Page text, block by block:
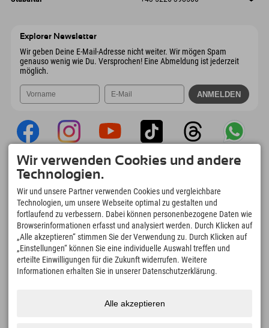
Explorer Newsletter
Wir geben Deine E-Mail-Adresse nicht weiter. Wir mögen Spam
genauso wenig wie Du. Versprochen! Eine Abmeldung ist jederzeit
möglich.
Explorer App
Upload Deiner #ExplorerMoments, Mein
Explorer To Go mit Buchungsübersicht,
Bucketlist, Restaurantübersicht uvm. Jetzt
downloaden!
Zeit für Explorer Moments
166
Bergseen und Erlebnisbäder
4.634km
Pisten zum Skifahren und
97
Wir verwenden Cookies und andere
Technologien.
Wir und unsere Partner verwenden Cookies und vergleichbare
Technologien, um unsere Webseite optimal zu gestalten und
fortlaufend zu verbessern. Dabei können personenbezogene Daten wie
Browserinformationen erfasst und analysiert werden. Durch Klicken auf
„Alle akzeptieren“ stimmen Sie der Verwendung zu. Durch Klicken auf
„Einstellungen“ können Sie eine individuelle Auswahl treffen und
erteilte Einwilligungen für die Zukunft widerrufen. Weitere
Informationen erhalten Sie in unserer Datenschutzerklärung.
Alle akzeptieren